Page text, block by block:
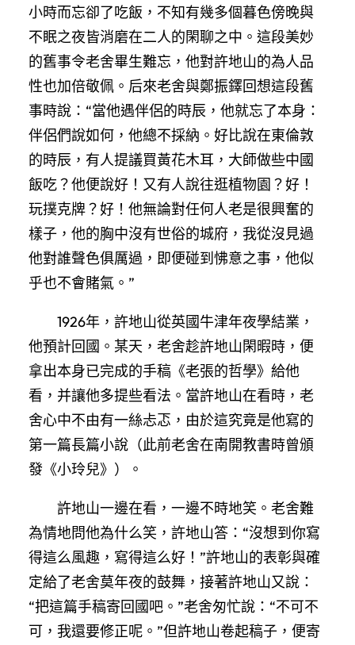
小時而忘卻了吃飯，不知有幾多個暮色傍晚與
不眠之夜皆消磨在二人的閑聊之中。這段美妙
的舊事令老舍畢生難忘，他對許地山的為人品
性也加倍敬佩。后來老舍與鄭振鐸回想這段舊
事時說：“當他遇伴侶的時辰，他就忘了本身：
伴侶們說如何，他總不採納。好比說在東倫敦
的時辰，有人提議買黃花木耳，大師做些中國
飯吃？他便說好！又有人說往逛植物園？好！
玩撲克牌？好！他無論對任何人老是很興奮的
樣子，他的胸中沒有世俗的城府，我從沒見過
他對誰聲色俱厲過，即便碰到怫意之事，他似
乎也不會賭氣。”
1926年，許地山從英國牛津年夜學結業，
他預計回國。某天，老舍趁許地山閑暇時，便
拿出本身已完成的手稿《老張的哲學》給他
看，并讓他多提些看法。當許地山在看時，老
舍心中不由有一絲忐忑，由於這究竟是他寫的
第一篇長篇小說（此前老舍在南開教書時曾頒
發《小玲兒》）。
許地山一邊在看，一邊不時地笑。老舍難
為情地問他為什么笑，許地山答：“沒想到你寫
得這么風趣，寫得這么好！”許地山的表彰與確
定給了老舍莫年夜的鼓舞，接著許地山又說：
“把這篇手稿寄回國吧。”老舍匆忙說：“不可不
可，我還要修正呢。”但許地山卷起稿子，便寄